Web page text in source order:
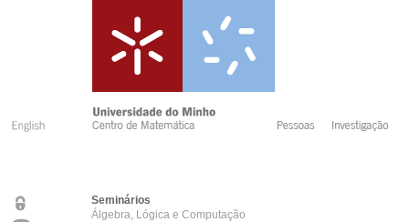
Seminários
Álgebra, Lógica e Computação